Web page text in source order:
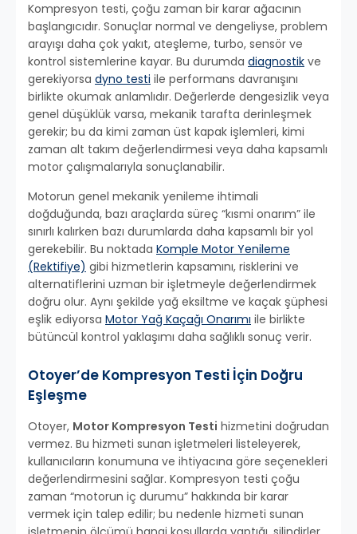
Kompresyon testi, çoğu zaman bir karar ağacının
başlangıcıdır. Sonuçlar normal ve dengeliyse, problem
arayışı daha çok yakıt, ateşleme, turbo, sensör ve
kontrol sistemlerine kayar. Bu durumda diagnostik ve
gerekiyorsa dyno testi ile performans davranışını
birlikte okumak anlamlıdır. Değerlerde dengesizlik veya
genel düşüklük varsa, mekanik tarafta derinleşmek
gerekir; bu da kimi zaman üst kapak işlemleri, kimi
zaman alt takım değerlendirmesi veya daha kapsamlı
motor çalışmalarıyla sonuçlanabilir.
Motorun genel mekanik yenileme ihtimali
doğduğunda, bazı araçlarda süreç “kısmi onarım” ile
sınırlı kalırken bazı durumlarda daha kapsamlı bir yol
gerekebilir. Bu noktada Komple Motor Yenileme
(Rektifiye) gibi hizmetlerin kapsamını, risklerini ve
alternatiflerini uzman bir işletmeyle değerlendirmek
doğru olur. Aynı şekilde yağ eksiltme ve kaçak şüphesi
eşlik ediyorsa Motor Yağ Kaçağı Onarımı ile birlikte
bütüncül kontrol yaklaşımı daha sağlıklı sonuç verir.
Otoyer’de Kompresyon Testi İçin Doğru
Eşleşme
Otoyer, Motor Kompresyon Testi hizmetini doğrudan
vermez. Bu hizmeti sunan işletmeleri listeleyerek,
kullanıcıların konumuna ve ihtiyacına göre seçenekleri
değerlendirmesini sağlar. Kompresyon testi çoğu
zaman “motorun iç durumu” hakkında bir karar
vermek için talep edilir; bu nedenle hizmeti sunan